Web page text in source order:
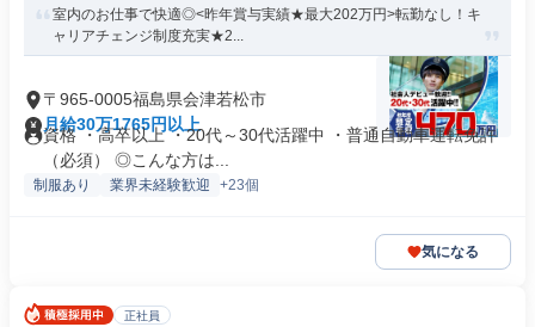
室内のお仕事で快適◎<昨年賞与実績★最大202万円>転勤なし！キ
ャリアチェンジ制度充実★2...
〒965-0005福島県会津若松市
月給30万1765円以上
資格 ・高卒以上 ・20代～30代活躍中 ・普通自動車運転免許
（必須） ◎こんな方は...
制服あり 業界未経験歓迎 +23個
気になる
正社員